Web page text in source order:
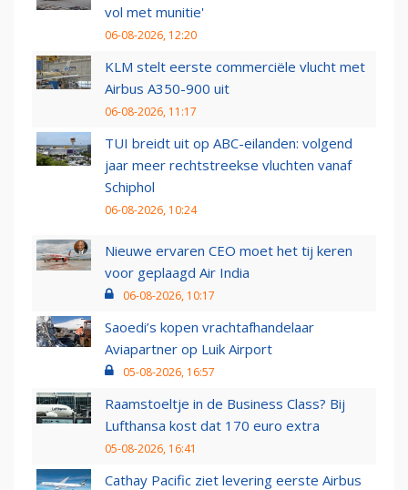
vol met munitie'
06-08-2026, 12:20
KLM stelt eerste commerciële vlucht met
Airbus A350-900 uit
06-08-2026, 11:17
TUI breidt uit op ABC-eilanden: volgend
jaar meer rechtstreekse vluchten vanaf
Schiphol
06-08-2026, 10:24
Nieuwe ervaren CEO moet het tij keren
voor geplaagd Air India
06-08-2026, 10:17
Saoedi’s kopen vrachtafhandelaar
Aviapartner op Luik Airport
05-08-2026, 16:57
Raamstoeltje in de Business Class? Bij
Lufthansa kost dat 170 euro extra
05-08-2026, 16:41
Cathay Pacific ziet levering eerste Airbus